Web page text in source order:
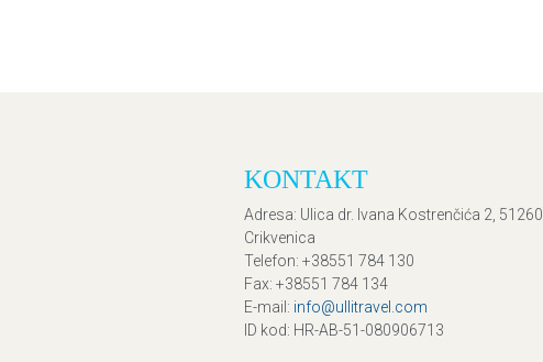
KONTAKT
Adresa: Ulica dr. Ivana Kostrenčića 2, 51260
Crikvenica
Telefon: +38551 784 130
Fax: +38551 784 134
E-mail : info@ullitravel.com
ID kod: HR-AB-51-080906713